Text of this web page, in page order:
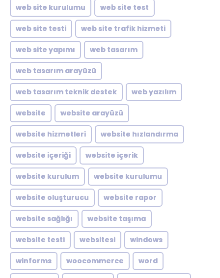
web site kurulumu web site test
web site testi web site trafik hizmeti
web site yapımı web tasarım
web tasarım arayüzü
web tasarım teknik destek web yazılım
website website arayüzü
website hizmetleri website hızlandırma
website içeriği website içerik
website kurulum website kurulumu
website oluşturucu website rapor
website sağlığı website taşıma
website testi websitesi windows
winforms woocommerce word